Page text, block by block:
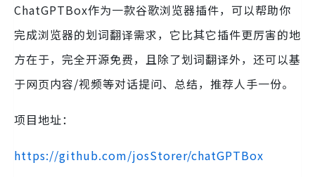
ChatGPTBox作为一款谷歌浏览器插件，可以帮助你
完成浏览器的划词翻译需求，它比其它插件更厉害的地
方在于，完全开源免费，且除了划词翻译外，还可以基
于网页内容/视频等对话提问、总结，推荐人手一份。
项目地址：
https://github.com/josStorer/chatGPTBox